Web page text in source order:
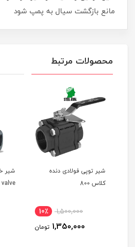
مانع بازگشت سیال به پمپ شود
محصولات مرتبط
شیر توپی فولادی دنده
کلاس 800
1,500,000 10٪
1,350,000 تومان
valve